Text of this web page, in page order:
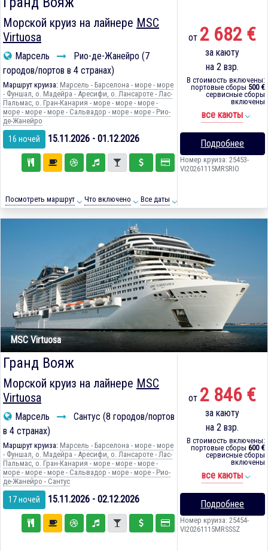
Морской круиз на лайнере MSC
Virtuosa
Марсель
Рио-де-Жанейро (7
городов/портов в 4 странах)
Маршрут круиза: Марсель - Барселона - море - море
- Фуншал, о. Мадейра - Аресифи, о. Лансароте - Лас-
Пальмас, о. Гран-Канария - море - море - море -
море - море - море - Сальвадор - море - море - Рио-
де-Жанейро
16 ночей 15.11.2026 - 01.12.2026
Посмотреть маршрут Что включено Все даты
от 2 682 €
за каюту
на 2 взр.
В стоимость включены:
портовые сборы 500 €
сервисные сборы
включены
все каюты
Подробнее
Номер круиза: 25453-
VI20261115MRSRIO
MSC Virtuosa
Гранд Вояж
Морской круиз на лайнере MSC
Virtuosa
Марсель
Сантус (8 городов/портов
в 4 странах)
Маршрут круиза: Марсель - Барселона - море - море
- Фуншал, о. Мадейра - Аресифи, о. Лансароте - Лас-
Пальмас, о. Гран-Канария - море - море - море -
море - море - море - Сальвадор - море - море - Рио-
де-Жанейро - Сантус
17 ночей 15.11.2026 - 02.12.2026
от 2 846 €
за каюту
на 2 взр.
В стоимость включены:
портовые сборы 600 €
сервисные сборы
включены
все каюты
Подробнее
Номер круиза: 25454-
VI20261115MRSSSZ